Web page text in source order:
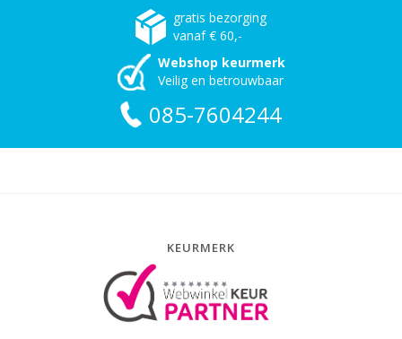
gratis bezorging
vanaf € 60,-
Webshop keurmerk
Veilig en betrouwbaar
085-7604244
KEURMERK